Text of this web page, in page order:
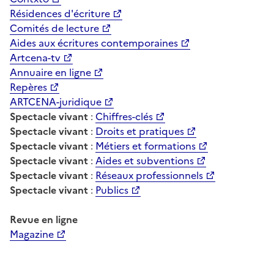
Résidences d'écriture
Comités de lecture
Aides aux écritures contemporaines
Artcena-tv
Annuaire en ligne
Repères
ARTCENA-juridique
Spectacle vivant : Chiffres-clés
Spectacle vivant : Droits et pratiques
Spectacle vivant : Métiers et formations
Spectacle vivant : Aides et subventions
Spectacle vivant : Réseaux professionnels
Spectacle vivant : Publics
Revue en ligne
Magazine